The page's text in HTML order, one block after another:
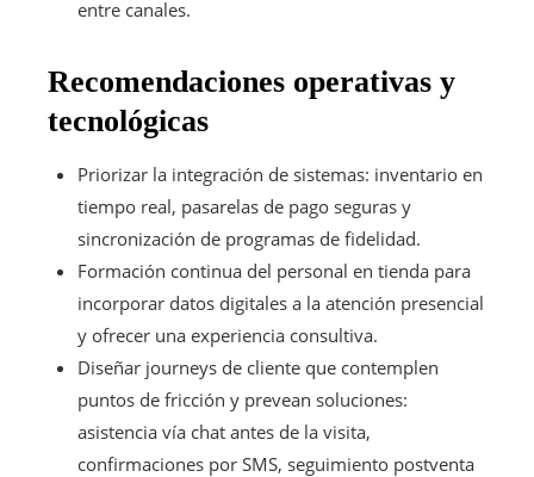
entre canales.
Recomendaciones operativas y
tecnológicas
Priorizar la integración de sistemas: inventario en
tiempo real, pasarelas de pago seguras y
sincronización de programas de fidelidad.
Formación continua del personal en tienda para
incorporar datos digitales a la atención presencial
y ofrecer una experiencia consultiva.
Diseñar journeys de cliente que contemplen
puntos de fricción y prevean soluciones:
asistencia vía chat antes de la visita,
confirmaciones por SMS, seguimiento postventa